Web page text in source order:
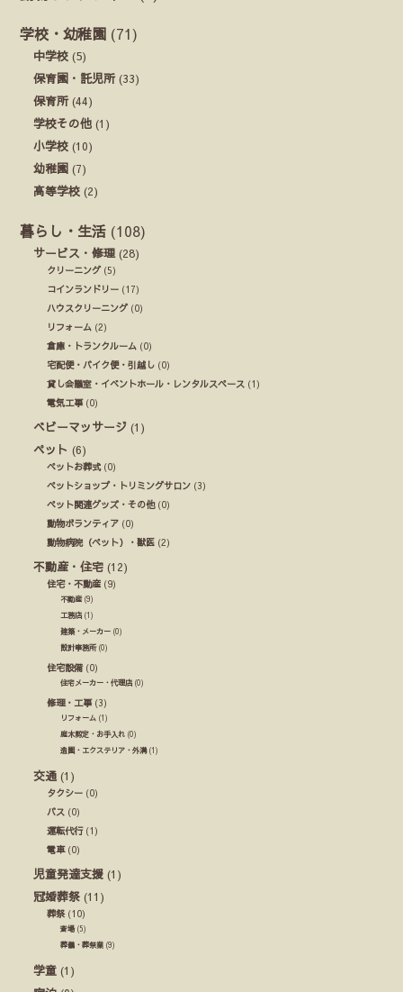
学校・幼稚園 (71)
中学校 (5)
保育園・託児所(33)
保育所(44)
学校その他 (1)
小学校 (10)
幼稚園 (7)
高等学校 (2)
暮らし・生活 (108)
サービス・修理 (28)
クリーニング(5)
コインランドリー (17)
ハウスクリーニング(0)
リフォーム (2)
倉庫・トランクルーム (0)
宅配便・バイク便・引越し (0)
貸し会議室・イベントホール・レンタルスペース (1)
電気工事(0)
ベビーマッサージ (1)
ペット (6)
ペットお葬式(0)
ペットショップ・トリミングサロン (3)
ペット関連グッズ・その他(0)
動物ボランティア (0)
動物病院（ペット）・獣医 (2)
不動産・住宅 (12)
住宅・不動産 (9)
不動産 (9)
工務店 (1)
建築・メーカー (0)
設計事務所(0)
住宅設備(0)
住宅メーカー・代理店 (0)
修理・工事(3)
リフォーム (1)
庭木剪定・お手入れ (0)
造園・エクステリア・外溝(1)
交通 (1)
タクシー (0)
バス (0)
運転代行(1)
電車(0)
児童発達支援 (1)
冠婚葬祭 (11)
葬祭(10)
斎場(5)
葬儀・葬祭業 (9)
学童 (1)